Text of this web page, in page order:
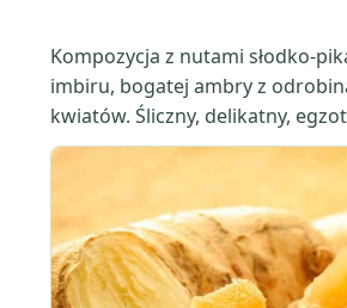
Kompozycja z nutami słodko-
imbiru, bogatej ambry z
kwiatów. Śliczny, delikatny,